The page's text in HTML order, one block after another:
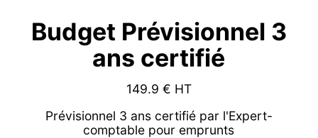
Budget Prévisionnel 3
ans certifié
149.9 € HT
Prévisionnel 3 ans certifié par l'Expert-
comptable pour emprunts